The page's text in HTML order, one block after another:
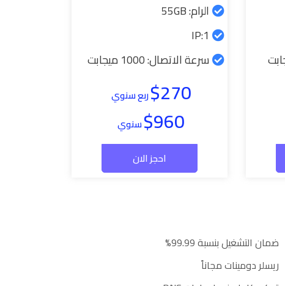
الرام: 55GB
1:IP
سرعة الاتصال: 1000 ميجابت
$270ربع سنوي
$960سنوي
احجز الان
ضمان التشغيل بنسبة 99.99%
ريسلر دومينات مجاناً